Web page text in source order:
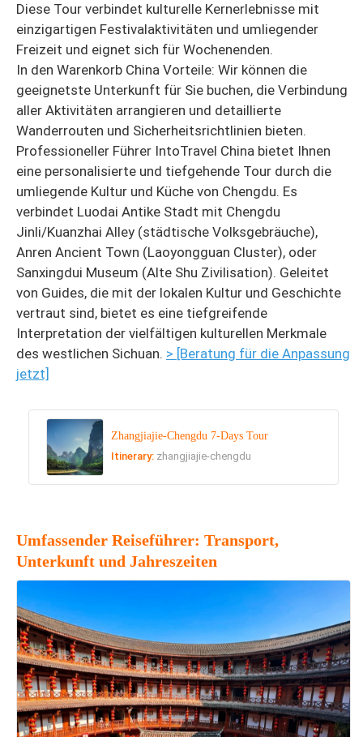
Diese Tour verbindet kulturelle Kernerlebnisse mit
einzigartigen Festivalaktivitäten und umliegender
Freizeit und eignet sich für Wochenenden.
In den Warenkorb China Vorteile: Wir können die
geeignetste Unterkunft für Sie buchen, die Verbindung
aller Aktivitäten arrangieren und detaillierte
Wanderrouten und Sicherheitsrichtlinien bieten.
Professioneller Führer IntoTravel China bietet Ihnen
eine personalisierte und tiefgehende Tour durch die
umliegende Kultur und Küche von Chengdu. Es
verbindet Luodai Antike Stadt mit Chengdu
Jinli/Kuanzhai Alley (städtische Volksgebräuche),
Anren Ancient Town (Laoyongguan Cluster), oder
Sanxingdui Museum (Alte Shu Zivilisation). Geleitet
von Guides, die mit der lokalen Kultur und Geschichte
vertraut sind, bietet es eine tiefgreifende
Interpretation der vielfältigen kulturellen Merkmale
des westlichen Sichuan. > [Beratung für die Anpassung
jetzt]
Zhangjiajie-Chengdu 7-Days Tour
Itinerary: zhangjiajie-chengdu
Umfassender Reiseführer: Transport,
Unterkunft und Jahreszeiten